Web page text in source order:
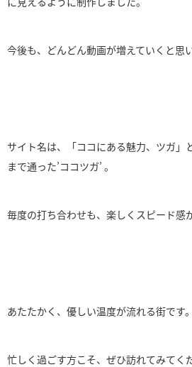
今後も、どんどん動画が増えていくと思い
サイト名は、「ココにある魅力、ツガ」
まで通った’ココツガ’ 。
毎度の打ち合わせも、楽しくスピード感
あたたかく、優しい温度が流れる街です。
忙しく過ごす方こそ、ぜひ訪れてみてく